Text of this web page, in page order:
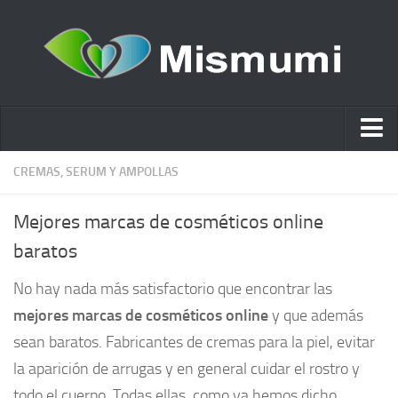
Ácido hialurónico
Estética y Belleza
Nutrición
Otras Categorías
Acidos
Embarazo
CREMAS, SERUM Y AMPOLLAS
Mejores marcas de cosméticos online
baratos
No hay nada más satisfactorio que encontrar las
mejores marcas de cosméticos onliney que además
sean baratos. Fabricantes de cremas para la piel, evitar
la aparición de arrugas y en general cuidar el rostro y